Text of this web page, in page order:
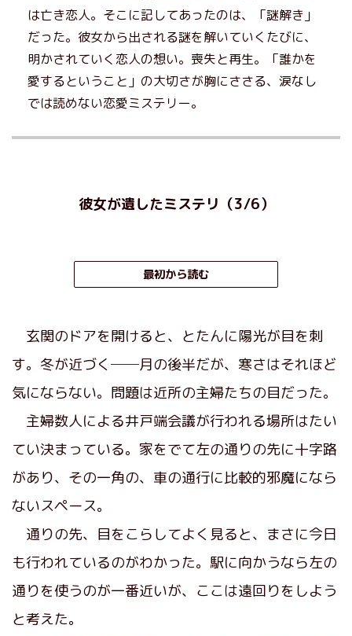
は亡き恋人。そこに記してあったのは、「謎解き」
だった。彼女から出される謎を解いていくたびに、
明かされていく恋人の想い。喪失と再生。「誰かを
愛するということ」の大切さが胸にささる、涙なし
では読めない恋愛ミステリー。
彼女が遺したミステリ（3/6）
最初から読む
玄関のドアを開けると、とたんに陽光が目を刺
す。冬が近づく──月の後半だが、寒さはそれほど
気にならない。問題は近所の主婦たちの目だった。
主婦数人による井戸端会議が行われる場所はたい
てい決まっている。家をでて左の通りの先に十字路
があり、その一角の、車の通行に比較的邪魔になら
ないスペース。
通りの先、目をこらしてよく見ると、まさに今日
も行われているのがわかった。駅に向かうなら左の
通りを使うのが一番近いが、ここは遠回りをしよう
と考えた。